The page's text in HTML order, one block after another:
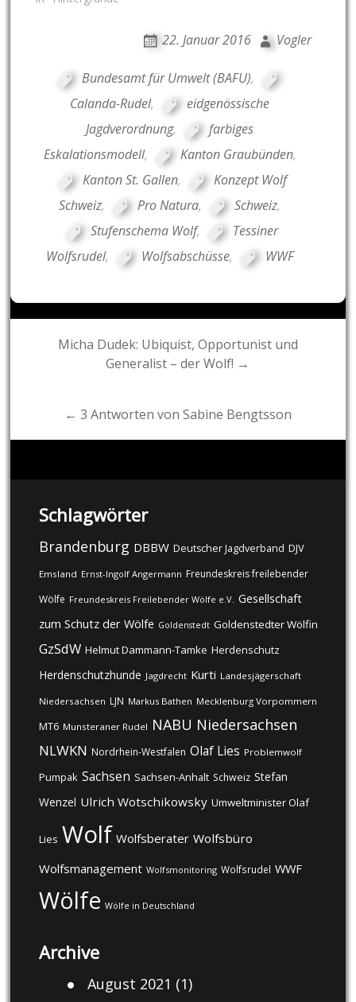
22. Januar 2016 Vogler
Bundesamt für Umwelt (BAFU),
Calanda-Rudel,
eidgenössische
Jagdverordnung,
farbiges
Eskalationsmodell, Kanton Graubünden,
Kanton St. Gallen,
Konzept Wolf
Schweiz, Pro Natura, Schweiz,
Stufenschema Wolf,
Tessiner
Wolfsrudel, Wolfsabschüsse, WWF
Post
navigation
Micha Dudek: Ubiquist, Opportunist und
Generalist – der Wolf! →
← 3 Antworten von Sabine Bengtsson
Schlagwörter
Brandenburg DBBW Deutscher Jagdverband DJV
Emsland Ernst-Ingolf Angermann Freundeskreis freilebender
Wölfe Freundeskreis Freilebender Wölfe e.V. Gesellschaft
zum Schutz der Wölfe Goldenstedt Goldenstedter Wölfin
GzSdW Helmut Dammann-Tamke Herdenschutz
Herdenschutzhunde Jagdrecht Kurti Landesjägerschaft
Niedersachsen LJN Markus Bathen Mecklenburg Vorpommern
MT6 Munsteraner Rudel NABU Niedersachsen
NLWKN Nordrhein-Westfalen Olaf Lies Problemwolf
Pumpak Sachsen Sachsen-Anhalt Schweiz Stefan
Wenzel Ulrich Wotschikowsky Umweltminister Olaf
Lies Wolf Wolfsberater Wolfsbüro
Wolfsmanagement Wolfsmonitoring Wolfsrudel WWF
Wölfe Wölfe in Deutschland
Archive
August 2021 (1)